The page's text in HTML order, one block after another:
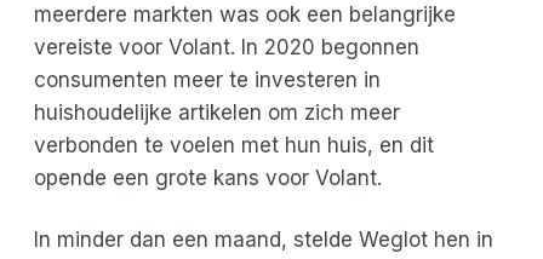
meerdere markten was ook een belangrijke
vereiste voor Volant. In 2020 begonnen
consumenten meer te investeren in
huishoudelijke artikelen om zich meer
verbonden te voelen met hun huis, en dit
opende een grote kans voor Volant.
In minder dan een maand, stelde Weglot hen in